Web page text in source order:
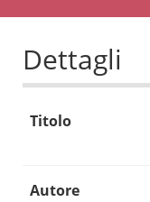
Dettagli
Titolo
Autore